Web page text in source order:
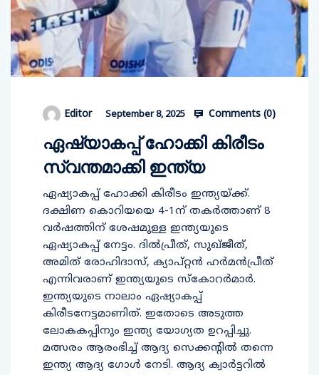
Editor September 8, 2025 Comments (0)
ഏഷ്യാകപ്പ് ഹോക്കി കിരീടം
സ്വന്തമാക്കി ഇന്ത്യ
ഏഷ്യാകപ്പ് ഹോക്കി കിരീടം ഇന്ത്യയ്ക്ക്.
ദക്ഷിണ കൊറിയയെ 4-1ന് തകര്‍ത്താണ് 8
വര്‍ഷത്തിന് ശേഷമുള്ള ഇന്ത്യയുടെ
ഏഷ്യാകപ്പ് നേട്ടം. ദില്‍പ്രീത്, സുഖ്ജീത്,
അമിത് രോഹിദാസ്, ക്യാപ്റ്റന്‍ ഹര്‍മന്‍പ്രീത്
എന്നിവരാണ് ഇന്ത്യയുടെ സ്‌കോറര്‍മാര്‍.
ഇന്ത്യയുടെ നാലാം ഏഷ്യാകപ്പ്
കിരീടനേട്ടമാണിത്. ഇതോടെ അടുത്ത
ലോകകപ്പിനും ഇന്ത്യ യോഗ്യത ഉറപ്പിച്ചു.
മത്സരം ആരംഭിച്ച് ആദ്യ സെക്കന്റില്‍ തന്നെ
ഇന്ത്യ ആദ്യ ഗോള്‍ നേടി. ആദ്യ ക്വാര്‍ട്ടറില്‍